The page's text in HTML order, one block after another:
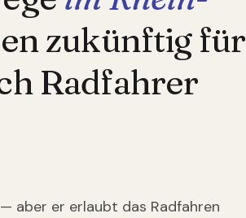
zukünftig für
Radfahrer
aber er erlaubt das Radfahren